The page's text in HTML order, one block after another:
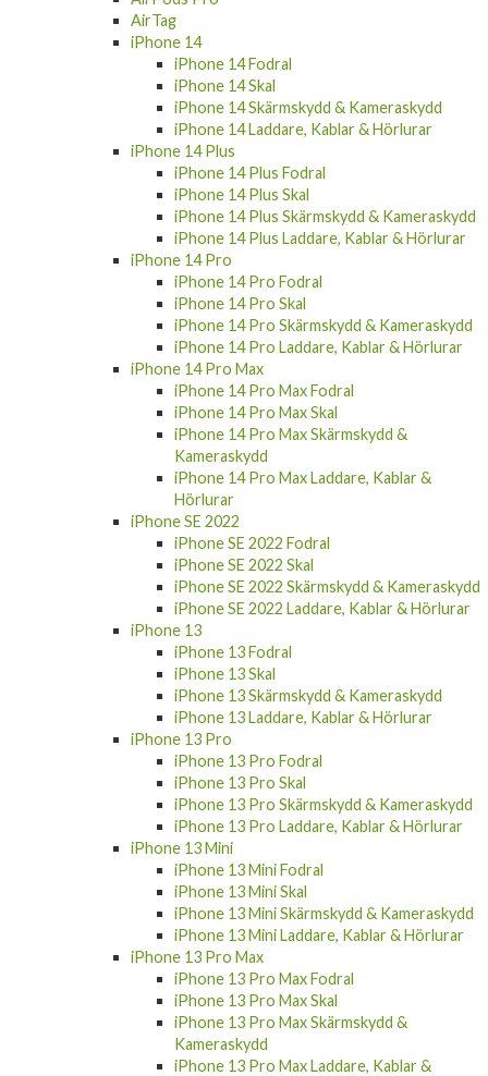
AirTag
iPhone 14
iPhone 14 Fodral
iPhone 14 Skal
iPhone 14 Skärmskydd & Kameraskydd
iPhone 14 Laddare, Kablar & Hörlurar
iPhone 14 Plus
iPhone 14 Plus Fodral
iPhone 14 Plus Skal
iPhone 14 Plus Skärmskydd & Kameraskydd
iPhone 14 Plus Laddare, Kablar & Hörlurar
iPhone 14 Pro
iPhone 14 Pro Fodral
iPhone 14 Pro Skal
iPhone 14 Pro Skärmskydd & Kameraskydd
iPhone 14 Pro Laddare, Kablar & Hörlurar
iPhone 14 Pro Max
iPhone 14 Pro Max Fodral
iPhone 14 Pro Max Skal
iPhone 14 Pro Max Skärmskydd &
Kameraskydd
iPhone 14 Pro Max Laddare, Kablar &
Hörlurar
iPhone SE 2022
iPhone SE 2022 Fodral
iPhone SE 2022 Skal
iPhone SE 2022 Skärmskydd & Kameraskydd
iPhone SE 2022 Laddare, Kablar & Hörlurar
iPhone 13
iPhone 13 Fodral
iPhone 13 Skal
iPhone 13 Skärmskydd & Kameraskydd
iPhone 13 Laddare, Kablar & Hörlurar
iPhone 13 Pro
iPhone 13 Pro Fodral
iPhone 13 Pro Skal
iPhone 13 Pro Skärmskydd & Kameraskydd
iPhone 13 Pro Laddare, Kablar & Hörlurar
iPhone 13 Mini
iPhone 13 Mini Fodral
iPhone 13 Mini Skal
iPhone 13 Mini Skärmskydd & Kameraskydd
iPhone 13 Mini Laddare, Kablar & Hörlurar
iPhone 13 Pro Max
iPhone 13 Pro Max Fodral
iPhone 13 Pro Max Skal
iPhone 13 Pro Max Skärmskydd &
Kameraskydd
iPhone 13 Pro Max Laddare, Kablar &